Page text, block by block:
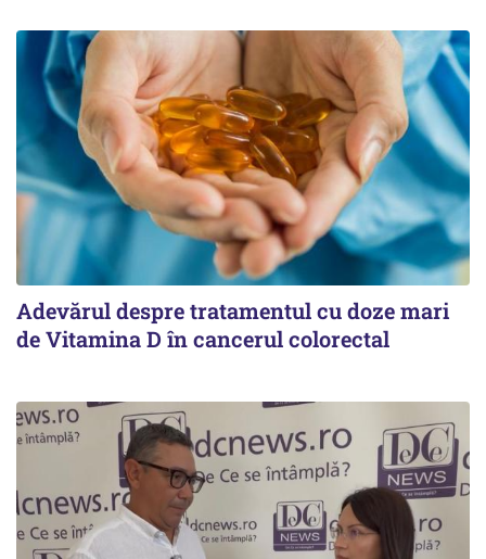
Adevărul despre tratamentul cu doze mari
de Vitamina D în cancerul colorectal